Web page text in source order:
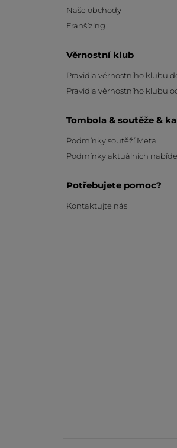
Naše obchody
Franšízing
Věrnostní klub
Pravidla věrnostního klubu
Pravidla věrnostního klubu
Tombola & soutěže &
Podmínky soutěží Meta
Podmínky aktuálních
Potřebujete pomoc?
Kontaktujte nás